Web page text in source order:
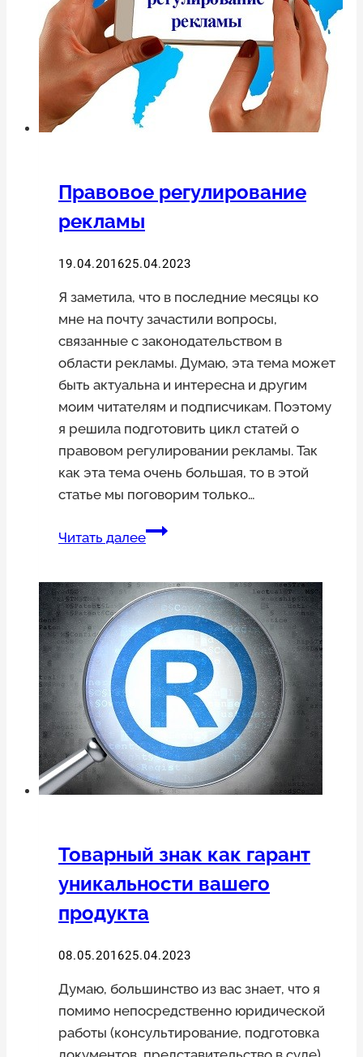
Правовое регулирование
рекламы
19.04.201625.04.2023
Я заметила, что в последние месяцы ко
мне на почту зачастили вопросы,
связанные с законодательством в
области рекламы. Думаю, эта тема может
быть актуальна и интересна и другим
моим читателям и подписчикам. Поэтому
я решила подготовить цикл статей о
правовом регулировании рекламы. Так
как эта тема очень большая, то в этой
статье мы поговорим только…
Читать далееПравовое
Товарный знак как гарант
уникальности вашего
продукта
08.05.201625.04.2023
Думаю, большинство из вас знает, что я
помимо непосредственно юридической
работы (консультирование, подготовка